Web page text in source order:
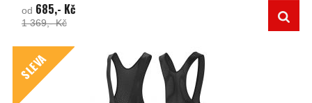
od 685,- Kč
1 369,- Kč
SLEVA